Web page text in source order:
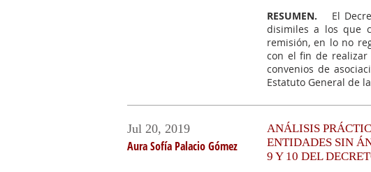
RESUMEN.​
El
disimiles a los que
remisión, en lo no
con el fin de realizar
convenios de
Estatuto General de
Jul 20, 2019
Aura Sofía Palacio Gómez
ANÁLISIS
ENTIDADES SIN
9 Y 10 DEL